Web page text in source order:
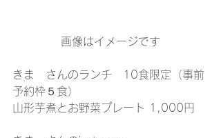
画像はイメージです
きまゝさんのランチ　10食限定（事前
予約枠５食）
山形芋煮とお野菜プレート 1,000円